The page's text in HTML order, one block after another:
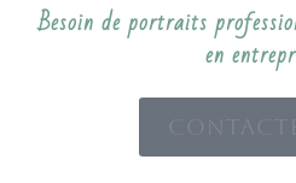
Besoin de portraits
en